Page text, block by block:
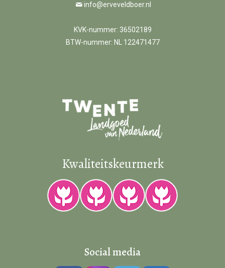
info@erveveldboer.nl
KVK-nummer: 36502189
BTW-nummer: NL 122471477
Kwaliteitskeurmerk
Social media